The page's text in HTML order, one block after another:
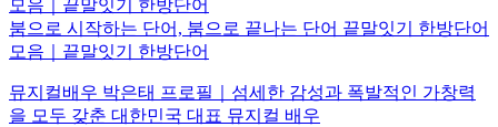
모음｜끝말잇기 한방단어
붐으로 시작하는 단어, 붐으로 끝나는 단어 끝말잇기 한방단어
모음｜끝말잇기 한방단어
뮤지컬배우 박은태 프로필｜섬세한 감성과 폭발적인 가창력
을 모두 갖춘 대한민국 대표 뮤지컬 배우